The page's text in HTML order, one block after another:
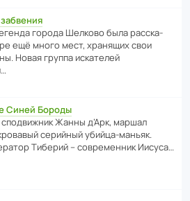
города Шелково была расска­
ещё много мест, хранящих свои
Новая группа иска­телей
Синей Бороды
Жанны д’Арк, маршал
серийный убийца-маньяк.
Тиберий – совре­менник Иисуса…